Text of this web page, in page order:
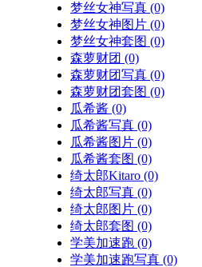
梦丝女神写真 (0)
梦丝女神图片 (0)
梦丝女神套图 (0)
森萝财团 (0)
森萝财团写真 (0)
森萝财团套图 (0)
瓜希酱 (0)
瓜希酱写真 (0)
瓜希酱图片 (0)
瓜希酱套图 (0)
绮太郎Kitaro (0)
绮太郎写真 (0)
绮太郎图片 (0)
绮太郎套图 (0)
学美加速跑 (0)
学美加速跑写真 (0)